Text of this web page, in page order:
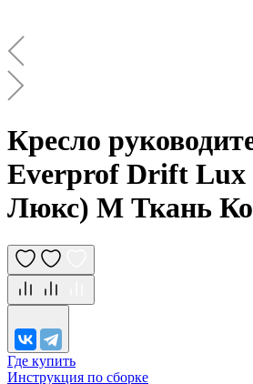
Кресло
Everprof Drift
Люкс) M Ткань
Где купить
Инструкция по сборке